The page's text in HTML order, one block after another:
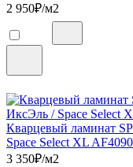
2 950₽/м2
Кварцевый ламинат
Space Select XL
3 350₽/м2